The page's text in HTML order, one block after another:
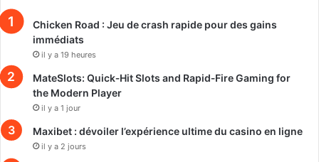
Chicken Road : Jeu de crash rapide pour des gains
immédiats
il y a 19 heures
MateSlots: Quick‑Hit Slots and Rapid‑Fire Gaming for
the Modern Player
il y a 1 jour
Maxibet : dévoiler l’expérience ultime du casino en ligne
il y a 2 jours